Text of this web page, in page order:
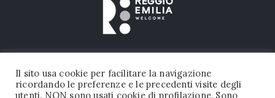
Il sito usa cookie per facilitare la navigazione
ricordando le preferenze e le precedenti visite degli
utenti. NON sono usati cookie di profilazione. Sono